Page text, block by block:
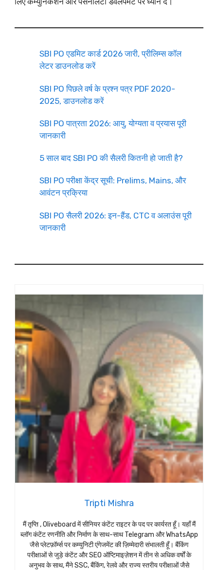
SBI PO एडमिट कार्ड 2026 जारी, प्रीलिम्स कॉल
लेटर डाउनलोड करें
SBI PO पिछले वर्ष के प्रश्न पत्र PDF 2020-
2025, डाउनलोड करें
SBI PO पात्रता 2026: आयु, योग्यता व प्रयास पूरी
जानकारी
5 साल बाद SBI PO की सैलरी कितनी हो जाती है?
SBI PO परीक्षा केंद्र सूची: Prelims, Mains, और
आवंटन प्रक्रिया
SBI PO सैलरी 2026: इन-हैंड, CTC व अलाउंस पूरी
जानकारी
Tripti Mishra
मैं तृप्ति , Oliveboard में सीनियर कंटेंट राइटर के पद पर कार्यरत हूँ। यहाँ मैं
ब्लॉग कंटेंट रणनीति और निर्माण के साथ-साथ Telegram और WhatsApp
जैसे प्लेटफ़ॉर्म्स पर कम्युनिटी एंगेजमेंट की ज़िम्मेदारी संभालती हूँ। बैंकिंग
परीक्षाओं से जुड़े कंटेंट और SEO ऑप्टिमाइज़ेशन में तीन से अधिक वर्षों के
अनुभव के साथ, मैंने SSC, बैंकिंग, रेलवे और राज्य स्तरीय परीक्षाओं जैसे